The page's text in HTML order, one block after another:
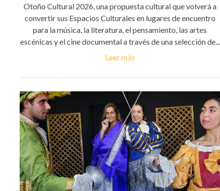
Otoño Cultural 2026, una propuesta cultural que volverá a
convertir sus Espacios Culturales en lugares de encuentro
para la música, la literatura, el pensamiento, las artes
escénicas y el cine documental a través de una selección de...
Leer más